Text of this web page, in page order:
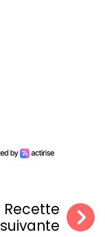
Recette
suivante